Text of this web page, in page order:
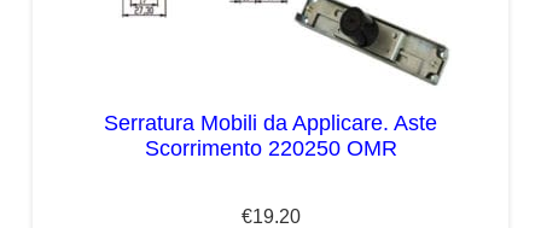
Serratura Mobili da Applicare. Aste
Scorrimento 220250 OMR
€19.20